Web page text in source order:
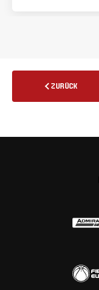
ZURÜCK